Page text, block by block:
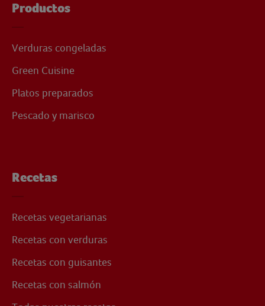
Productos
Verduras congeladas
Green Cuisine
Platos preparados
Pescado y marisco
Recetas
Recetas vegetarianas
Recetas con verduras
Recetas con guisantes
Recetas con salmón